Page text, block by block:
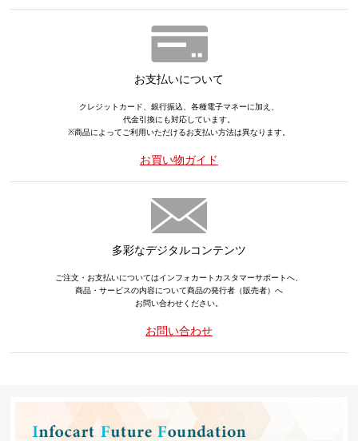
お支払いについて
クレジットカード、銀行振込、各種電子マネーに加え、
代金引換にも対応しています。
※商品によってご利用いただけるお支払い方法は異なります。
お買い物ガイド
多彩なデジタルコンテンツ
ご注文・お支払いについてはインフォカートカスタマーサポートへ、
商品・サービスの内容について商品の発行者（販売者）へ
お問い合わせください。
お問い合わせ